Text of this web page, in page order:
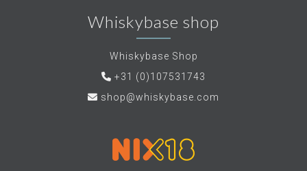
Whiskybase shop
Whiskybase Shop
+31 (0)107531743
shop@whiskybase.com